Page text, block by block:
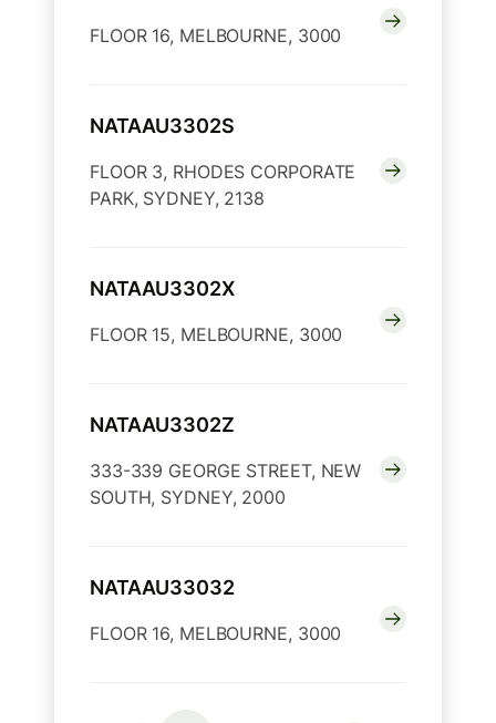
FLOOR 16, MELBOURNE, 3000
NATAAU3302S
FLOOR 3, RHODES CORPORATE
PARK, SYDNEY, 2138
NATAAU3302X
FLOOR 15, MELBOURNE, 3000
NATAAU3302Z
333-339 GEORGE STREET, NEW
SOUTH, SYDNEY, 2000
NATAAU33032
FLOOR 16, MELBOURNE, 3000